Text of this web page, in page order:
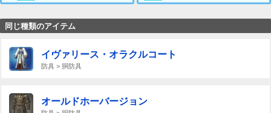
同じ種類のアイテム
イヴァリース・オラクルコート
防具 > 胴防具
オールドホーバージョン